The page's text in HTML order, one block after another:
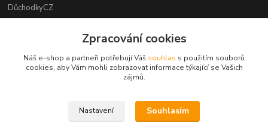
DůchodkyCZ
+420 412384749
objednavky@duchodky.cz
Zpracování cookies
Náš e-shop a partneři potřebují Váš souhlas s použitím souborů
cookies, aby Vám mohli zobrazovat informace týkající se Vašich
zájmů.
Nastavení Souhlasím